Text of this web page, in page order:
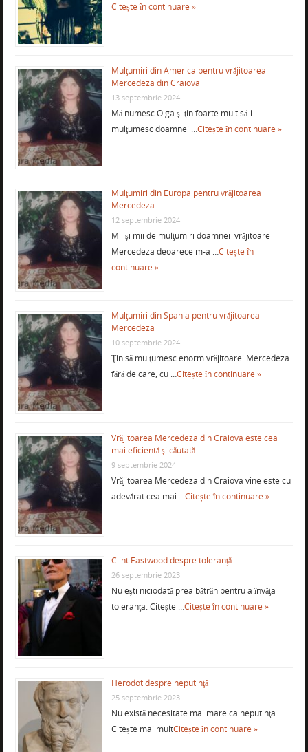
Citește în continuare »
Mulţumiri din America pentru vrăjitoarea
Mercedeza din Craiova
13 septembrie 2024
Mă numesc Olga şi ţin foarte mult să-i
mulţumesc doamnei …Citește în continuare »
Mulţumiri din Europa pentru vrăjitoarea
Mercedeza
12 septembrie 2024
Mii şi mii de mulţumiri doamnei vrăjitoare
Mercedeza deoarece m-a …Citește în
continuare »
Mulţumiri din Spania pentru vrăjitoarea
Mercedeza
10 septembrie 2024
Ţin să mulţumesc enorm vrăjitoarei Mercedeza
fără de care, cu …Citește în continuare »
Vrăjitoarea Mercedeza din Craiova este cea
mai eficientă şi căutată
9 septembrie 2024
Vrăjitoarea Mercedeza din Craiova vine este cu
adevărat cea mai …Citește în continuare »
Clint Eastwood despre toleranţă
26 septembrie 2023
Nu eşti niciodată prea bătrân pentru a învăţa
toleranţa. Citește …Citește în continuare »
Herodot despre neputinţă
25 septembrie 2023
Nu există necesitate mai mare ca neputinţa.
Citește mai multCitește în continuare »